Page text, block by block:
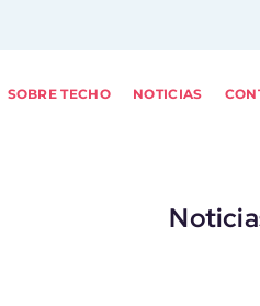
SOBRE TECHO NOTICIAS